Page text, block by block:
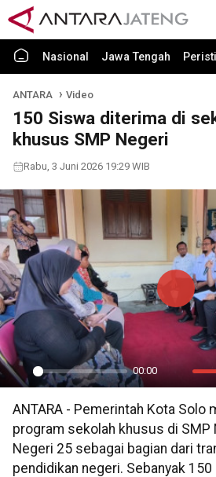
Nasional Jawa Tengah
ANTARA Video
150 Siswa diterima di
khusus SMP Negeri
Rabu, 3 Juni 2026 19:29 WIB
Play
00:00
Mute
Play
ANTARA - Pemerintah Kota Solo
program sekolah khusus di SMP
Negeri 25 sebagai bagian dari
pendidikan negeri. Sebanyak